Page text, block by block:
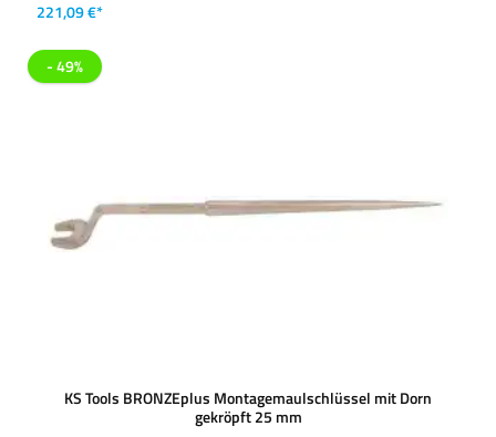
221,09 €*
- 49%
KS Tools BRONZEplus Montagemaulschlüssel mit Dorn
gekröpft 25 mm